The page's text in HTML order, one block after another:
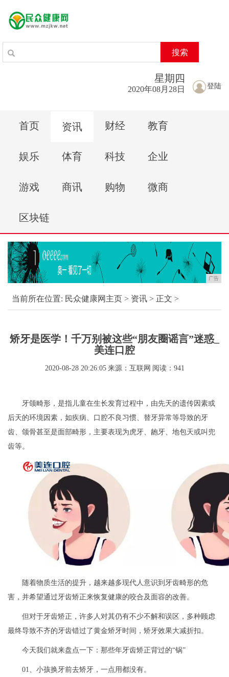
搜索
登陆
星期 四
2020年08月28日
首页 资讯 财经 教育
娱乐 体育 科技 企业
游戏 商讯 购物 微商
区块链
广告
当前所在位置: 民众健康网主页 > 资讯 > 正文 >
矫牙是医学！千万别被这些“朋友圈谣言”迷惑_
美连口腔
2020-08-28 20:26:05 来源：互联网 阅读：941
牙颌畸形，是指儿童在生长发育过程中，由先天的遗传因素或
后天的环境因素，如疾病、口腔不良习惯、替牙异常等导致的牙
齿、颌骨甚至是面部畸形，主要表现为虎牙、龅牙、地包天或叫兜
齿等。
随着物质生活的提升，越来越多现代人意识到牙齿畸形的危
害，并希望通过牙齿矫正来恢复健康的咬合及面容的改善。
但对于牙齿矫正，许多人对其仍有不少不解和误区，多种顾虑
最终导致不齐的牙齿错过了黄金矫牙时间，矫牙效果大减折扣。
今天我们就来盘点一下：那些年牙齿矫正背过的“锅”
01、小孩换牙前去矫牙，一点用都没有。